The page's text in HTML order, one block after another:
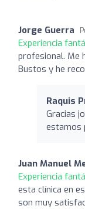
Jorge Guerra
Experiencia
profesional. Me
Bustos y he
Raquis
Gracias
estamos
Juan Manuel
Experiencia
esta clínica en
son muy